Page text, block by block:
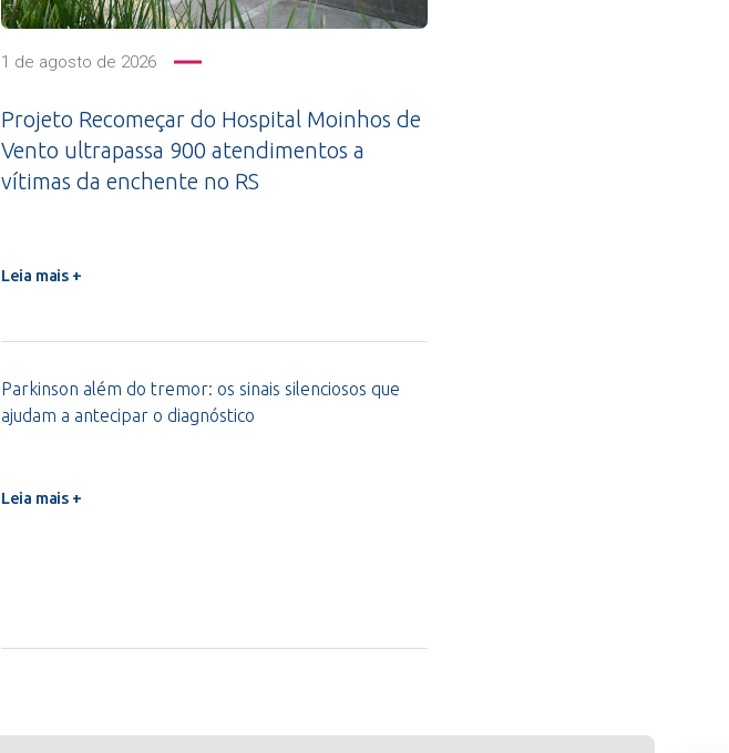
1 de agosto de 2026
Projeto Recomeçar do Hospital Moinhos de
Vento ultrapassa 900 atendimentos a
vítimas da enchente no RS
Leia mais +
Parkinson além do tremor: os sinais silenciosos que
ajudam a antecipar o diagnóstico
Leia mais +